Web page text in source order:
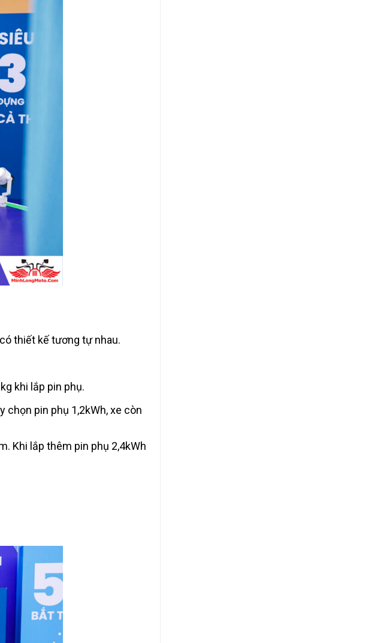
thiết kế tương tự nhau.
khi lắp pin phụ.
chọn pin phụ 1,2kWh, xe còn
Khi lắp thêm pin phụ 2,4kWh